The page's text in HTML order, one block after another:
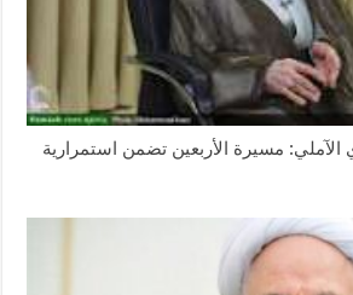
الآملي: مسيرة الأربعين تضمن استمرارية